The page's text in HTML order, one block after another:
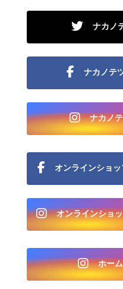
ナカノ
ナカノテ
ナカノ
オンラインショ
オンラインショ
ホー